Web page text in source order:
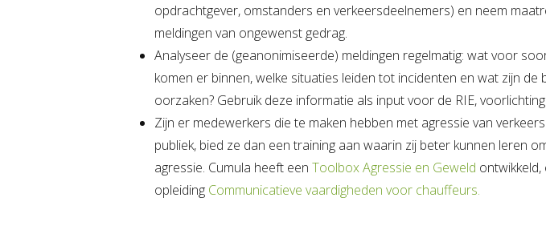
opdrachtgever, omstanders en verkeersdeelnemers) en neem
meldingen van ongewenst gedrag.
Analyseer de (geanonimiseerde) meldingen regelmatig: wat voor
komen er binnen, welke situaties leiden tot incidenten en wat zijn de
oorzaken? Gebruik deze informatie als input voor de RIE,
Zijn er medewerkers die te maken hebben met agressie van
publiek, bied ze dan een training aan waarin zij beter kunnen leren
agressie. Cumula heeft een Toolbox Agressie en Geweld ontwikkeld,
opleiding Communicatieve vaardigheden voor chauffeurs.